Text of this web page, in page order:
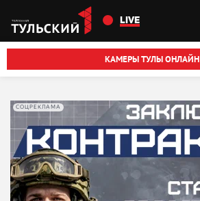
Перейти к основному содержанию
LIVE
КАМЕРЫ ТУЛЫ ОНЛАЙН
СОЦРЕКЛАМА